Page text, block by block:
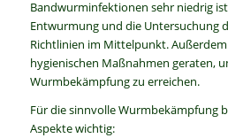
Bandwurminfektionen sehr niedrig
Entwurmung und die Untersuchung
Richtlinien im Mittelpunkt.
hygienischen Maßnahmen geraten,
Wurmbekämpfung zu erreichen.
Für die sinnvolle Wurmbekämpfung
Aspekte wichtig: